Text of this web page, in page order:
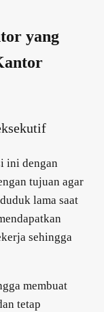
yang
ini dengan
tujuan agar
lama saat
sehingga
membuat
tetap